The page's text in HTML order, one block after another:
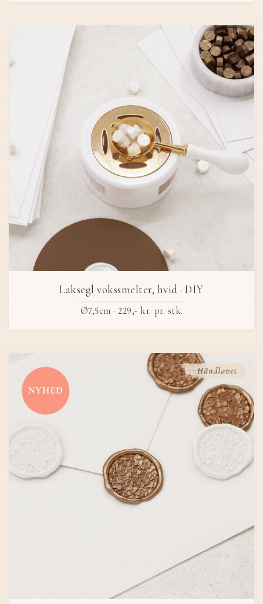
Laksegl vokssmelter, hvid · DIY
Ø7,5cm · 229,- kr. pr. stk.